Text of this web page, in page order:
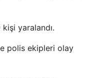
yaralandı.
polis ekipleri olay